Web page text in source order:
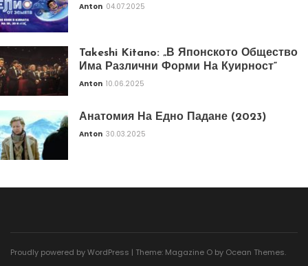
Anton 04.07.2025
Takeshi Kitano: „В Японското Общество
Има Различни Форми На Куирност“
Anton 10.06.2025
Анатомия На Едно Падане (2023)
Anton 30.03.2025
Proudly powered by WordPress | Theme: Magazine O by Ocean Themes.